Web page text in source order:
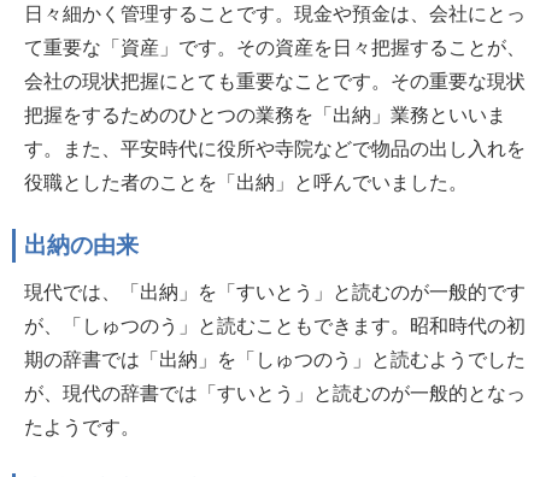
日々細かく管理することです。現金や預金は、会社にとっ
て重要な「資産」です。その資産を日々把握することが、
会社の現状把握にとても重要なことです。その重要な現状
把握をするためのひとつの業務を「出納」業務といいま
す。また、平安時代に役所や寺院などで物品の出し入れを
役職とした者のことを「出納」と呼んでいました。
出納の由来
現代では、「出納」を「すいとう」と読むのが一般的です
が、「しゅつのう」と読むこともできます。昭和時代の初
期の辞書では「出納」を「しゅつのう」と読むようでした
が、現代の辞書では「すいとう」と読むのが一般的となっ
たようです。